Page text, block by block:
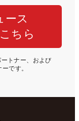
ース
ちら
トナー、および
です。